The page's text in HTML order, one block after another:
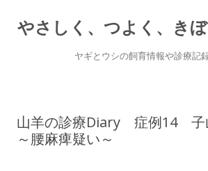
やさしく、つよく、き
ヤギとウシの飼育情報や診療記録
山羊の診療Diary 症例14 子
～腰麻痺疑い～